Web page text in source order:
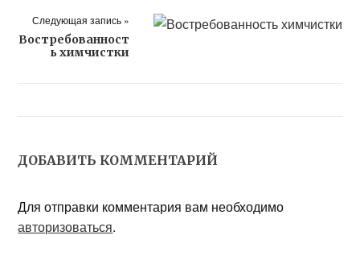
Следующая запись »
Востребованност
ь химчистки
ДОБАВИТЬ КОММЕНТАРИЙ
Для отправки комментария вам необходимо
авторизоваться.